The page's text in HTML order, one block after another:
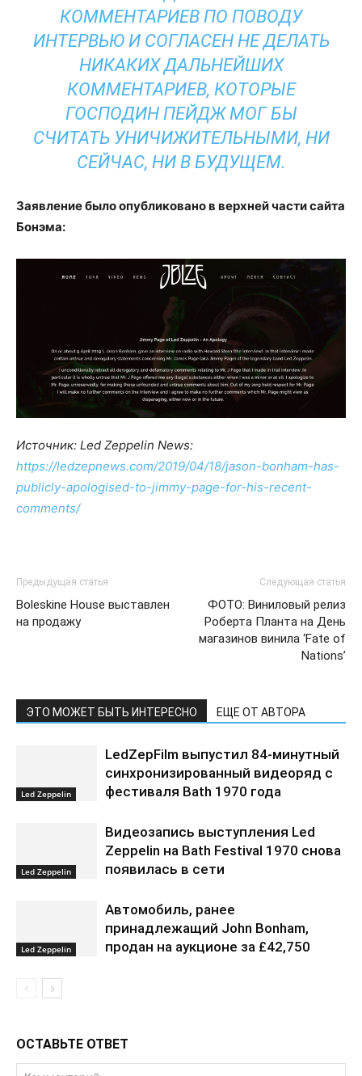
КОММЕНТАРИЕВ ПО ПОВОДУ
ИНТЕРВЬЮ И СОГЛАСЕН НЕ ДЕЛАТЬ
НИКАКИХ ДАЛЬНЕЙШИХ
КОММЕНТАРИЕВ, КОТОРЫЕ
ГОСПОДИН ПЕЙДЖ МОГ БЫ
СЧИТАТЬ УНИЧИЖИТЕЛЬНЫМИ, НИ
СЕЙЧАС, НИ В БУДУЩЕМ.
Заявление было опубликовано в верхней части сайта
Бонэма:
Источник: Led Zeppelin News:
https://ledzepnews.com/2019/04/18/jason-bonham-has-
publicly-apologised-to-jimmy-page-for-his-recent-
comments/
Предыдущая статья
Boleskine House выставлен
на продажу
Следующая статья
ФОТО: Виниловый релиз
Роберта Планта на День
магазинов винила ‘Fate of
Nations’
ЭТО МОЖЕТ БЫТЬ ИНТЕРЕСНО ЕЩЕ ОТ АВТОРА
Led Zeppelin
LedZepFilm выпустил 84-минутный
синхронизированный видеоряд с
фестиваля Bath 1970 года
Led Zeppelin
Видеозапись выступления Led
Zeppelin на Bath Festival 1970 снова
появилась в сети
Led Zeppelin
Автомобиль, ранее
принадлежащий John Bonham,
продан на аукционе за £42,750
ОСТАВЬТЕ ОТВЕТ